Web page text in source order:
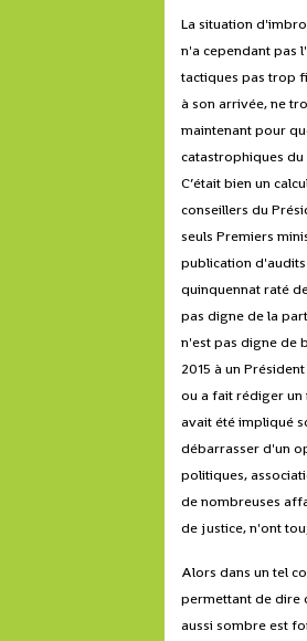
La situation
n'a cependant pas
tactiques pas trop
à son arrivée, ne
maintenant pour
catastrophiques
C’était bien un
conseillers du
seuls Premiers
publication
quinquennat raté
pas digne de la
n'est pas digne de
2015 à un
ou a fait rédiger un
avait été impliqué
débarrasser d'un
politiques,
de nombreuses
de justice, n'ont
Alors dans un tel
permettant de dire
aussi sombre est